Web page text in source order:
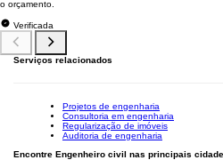
o orçamento.
Verificada
Serviços relacionados
Projetos de engenharia
Consultoria em engenharia
Regularização de imóveis
Auditoria de engenharia
Encontre Engenheiro civil nas principais